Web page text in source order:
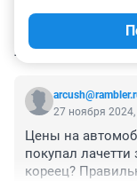
27 ноября
Цены на
покупал
кореец?